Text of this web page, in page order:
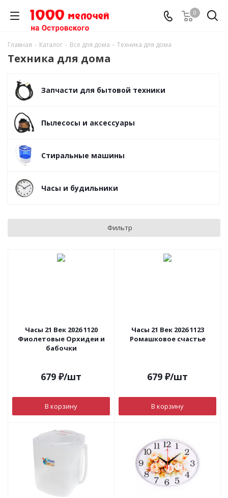
0
Главная - Каталог - Все для дома - Техника для дома
Техника для дома
Запчасти для бытовой техники
Пылесосы и аксессуары
Стиральные машины
Часы и будильники
Фильтр
Часы 21 Век 2026 1120
Фиолетовые Орхидеи и
бабочки
679 ₽/шт
В корзину
Часы 21 Век 2026 1123
Ромашковое счастье
679 ₽/шт
В корзину